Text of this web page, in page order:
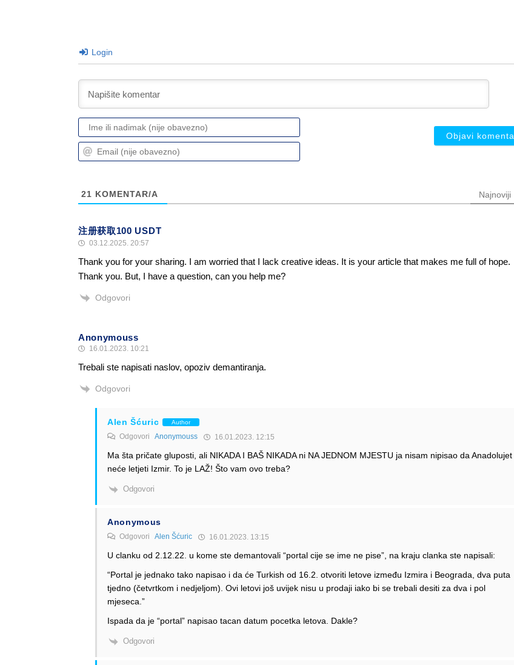
Login
Ime
ili
nadimak
Email
(nije
21 KOMENTAR/A Najnoviji
注册获取100 USDT
03.12.2025. 20:57
Thank you for your sharing. I am worried that I lack creative ideas. It is your article that makes me full of hope.
Thank you. But, I have a question, can you help me?
Odgovori
Anonymouss
16.01.2023. 10:21
Trebali ste napisati naslov, opoziv demantiranja.
Odgovori
Alen Šćuric Author
Odgovori Anonymouss 16.01.2023. 12:15
Ma šta pričate gluposti, ali NIKADA I BAŠ NIKADA ni NA JEDNOM MJESTU ja nisam nipisao da Anadolujet
neće letjeti Izmir. To je LAŽ! Što vam ovo treba?
Odgovori
Anonymous
Odgovori Alen Šćuric 16.01.2023. 13:15
U clanku od 2.12.22. u kome ste demantovali “portal cije se ime ne pise”, na kraju clanka ste napisali:
“Portal je jednako tako napisao i da će Turkish od 16.2. otvoriti letove između Izmira i Beograda, dva puta
tjedno (četvrtkom i nedjeljom). Ovi letovi još uvijek nisu u prodaji iako bi se trebali desiti za dva i pol
mjeseca.”
Ispada da je “portal” napisao tacan datum pocetka letova. Dakle?
Odgovori